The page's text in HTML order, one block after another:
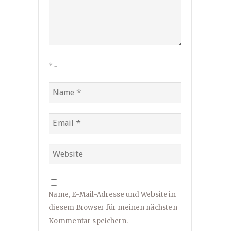
* =
Name, E-Mail-Adresse und Website in
diesem Browser für meinen nächsten
Kommentar speichern.